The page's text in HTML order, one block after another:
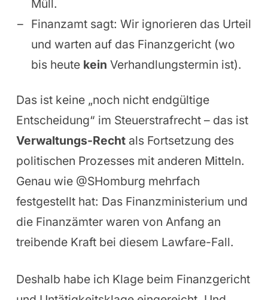
Müll.
Finanzamt sagt: Wir ignorieren das Urteil
und warten auf das Finanzgericht (wo
bis heute kein Verhandlungstermin ist).
Das ist keine „noch nicht endgültige
Entscheidung“ im Steuerstrafrecht – das ist
Verwaltungs-Rechtals Fortsetzung des
politischen Prozesses mit anderen Mitteln.
Genau wie @SHomburg mehrfach
festgestellt hat: Das Finanzministerium und
die Finanzämter waren von Anfang an
treibende Kraft bei diesem Lawfare-Fall.
Deshalb habe ich Klage beim Finanzgericht